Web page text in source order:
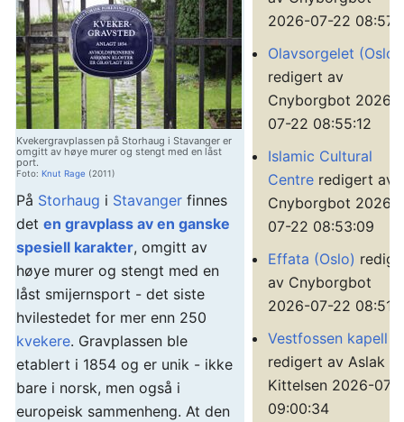
Kvekergravplassen på Storhaug i Stavanger er
omgitt av høye murer og stengt med en låst
port.
Foto: Knut Rage (2011)
På Storhaug i Stavanger finnes
det en gravplass av en ganske
spesiell karakter, omgitt av
høye murer og stengt med en
låst smijernsport - det siste
hvilestedet for mer enn 250
kvekere. Gravplassen ble
etablert i 1854 og er unik - ikke
bare i norsk, men også i
europeisk sammenheng. At den
2026-07-22
Olavsorgelet (Oslo)
redigert av
Cnyborgbot 2026-
07-22 08:55:12
Islamic Cultural
Centre redigert av
Cnyborgbot 2026-
07-22 08:53:09
Effata (Oslo)
av Cnyborgbot
2026-07-22
Vestfossen kapell
redigert av Aslak
Kittelsen 2026-07-
09:00:34